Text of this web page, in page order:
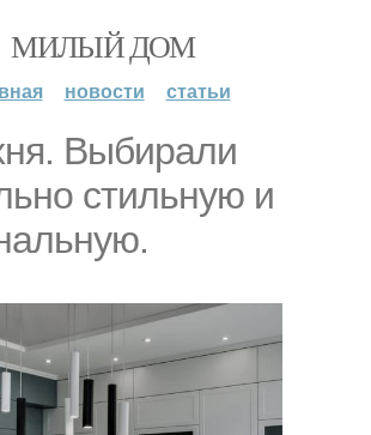
МИЛЫЙ ДОМ
новости статьи
Выбирали
стильную и